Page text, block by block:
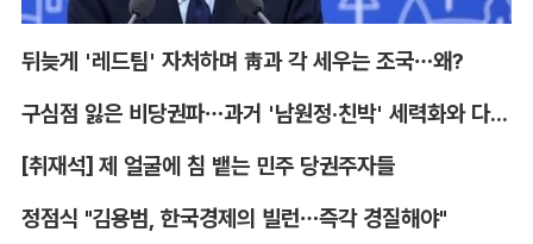
뒤늦게 '레드팀' 자처하며 靑과 각 세우는 조국…왜?
구심점 잃은 비당권파…과거 '남원정·친박' 세력화와 다른 점은
[취재석] 제 얼굴에 침 뱉는 민주 당권주자들
정점식 "김용범, 한국경제의 빌런…즉각 경질해야"